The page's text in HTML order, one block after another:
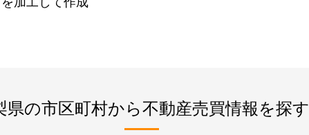
県の市区町村から不動産売買情報を探す